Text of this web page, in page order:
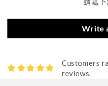
Write
Customers
reviews.